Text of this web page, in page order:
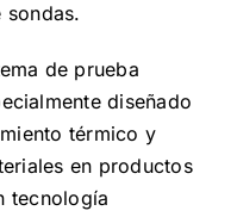
sondas.
de prueba
diseñado
térmico y
en productos
tecnología